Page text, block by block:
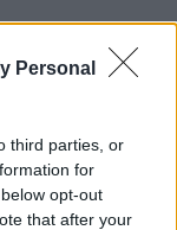
Personal
third parties, or
for
opt-out
that after your